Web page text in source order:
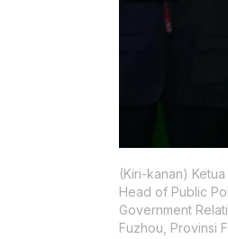
(Kiri-kanan)
Head of Public
Government
Fuzhou, Provinsi